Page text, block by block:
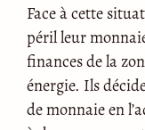
Face à cette
péril leur
finances de la
énergie. Ils
de monnaie en